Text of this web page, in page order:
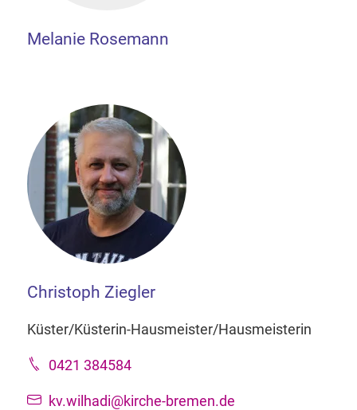
Melanie Rosemann
Christoph Ziegler
Küster/Küsterin-Hausmeister/Hausmeisterin
0421 384584
kv.wilhadi@kirche-bremen.de